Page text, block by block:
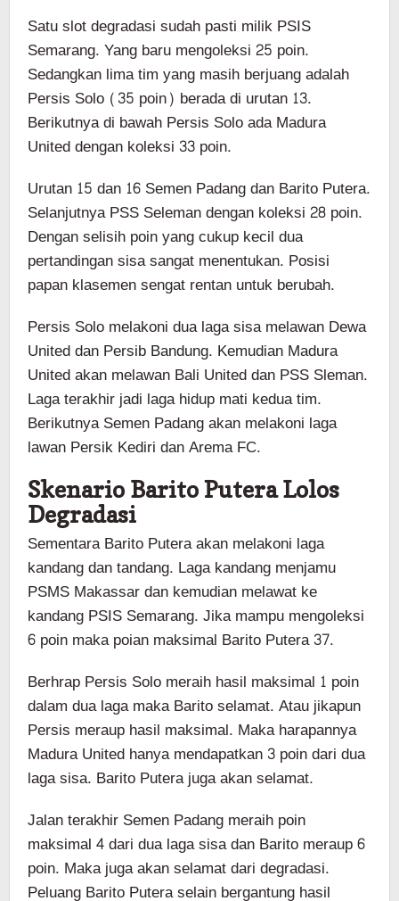
Satu slot degradasi sudah pasti milik PSIS
Semarang. Yang baru mengoleksi 25 poin.
Sedangkan lima tim yang masih berjuang adalah
Persis Solo (35 poin) berada di urutan 13.
Berikutnya di bawah Persis Solo ada Madura
United dengan koleksi 33 poin.
Urutan 15 dan 16 Semen Padang dan Barito Putera.
Selanjutnya PSS Seleman dengan koleksi 28 poin.
Dengan selisih poin yang cukup kecil dua
pertandingan sisa sangat menentukan. Posisi
papan klasemen sengat rentan untuk berubah.
Persis Solo melakoni dua laga sisa melawan Dewa
United dan Persib Bandung. Kemudian Madura
United akan melawan Bali United dan PSS Sleman.
Laga terakhir jadi laga hidup mati kedua tim.
Berikutnya Semen Padang akan melakoni laga
lawan Persik Kediri dan Arema FC.
Skenario Barito Putera Lolos
Degradasi
Sementara Barito Putera akan melakoni laga
kandang dan tandang. Laga kandang menjamu
PSMS Makassar dan kemudian melawat ke
kandang PSIS Semarang. Jika mampu mengoleksi
6 poin maka poian maksimal Barito Putera 37.
Berhrap Persis Solo meraih hasil maksimal 1 poin
dalam dua laga maka Barito selamat. Atau jikapun
Persis meraup hasil maksimal. Maka harapannya
Madura United hanya mendapatkan 3 poin dari dua
laga sisa. Barito Putera juga akan selamat.
Jalan terakhir Semen Padang meraih poin
maksimal 4 dari dua laga sisa dan Barito meraup 6
poin. Maka juga akan selamat dari degradasi.
Peluang Barito Putera selain bergantung hasil